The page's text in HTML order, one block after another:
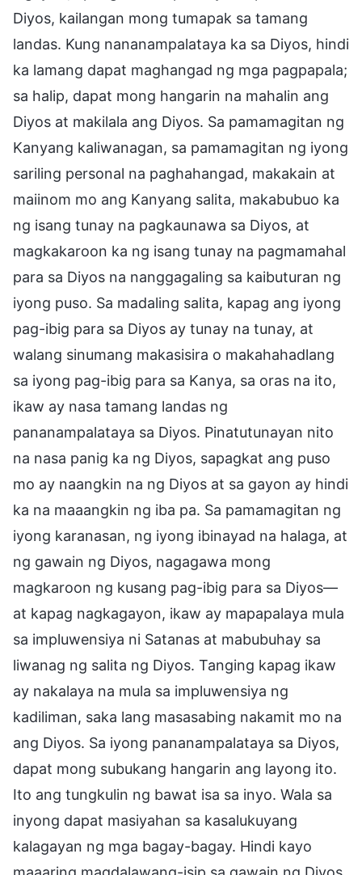
Diyos, kailangan mong tumapak sa tamang
landas. Kung nananampalataya ka sa Diyos, hindi
ka lamang dapat maghangad ng mga pagpapala;
sa halip, dapat mong hangarin na mahalin ang
Diyos at makilala ang Diyos. Sa pamamagitan ng
Kanyang kaliwanagan, sa pamamagitan ng iyong
sariling personal na paghahangad, makakain at
maiinom mo ang Kanyang salita, makabubuo ka
ng isang tunay na pagkaunawa sa Diyos, at
magkakaroon ka ng isang tunay na pagmamahal
para sa Diyos na nanggagaling sa kaibuturan ng
iyong puso. Sa madaling salita, kapag ang iyong
pag-ibig para sa Diyos ay tunay na tunay, at
walang sinumang makasisira o makahahadlang
sa iyong pag-ibig para sa Kanya, sa oras na ito,
ikaw ay nasa tamang landas ng
pananampalataya sa Diyos. Pinatutunayan nito
na nasa panig ka ng Diyos, sapagkat ang puso
mo ay naangkin na ng Diyos at sa gayon ay hindi
ka na maaangkin ng iba pa. Sa pamamagitan ng
iyong karanasan, ng iyong ibinayad na halaga, at
ng gawain ng Diyos, nagagawa mong
magkaroon ng kusang pag-ibig para sa Diyos—
at kapag nagkagayon, ikaw ay mapapalaya mula
sa impluwensiya ni Satanas at mabubuhay sa
liwanag ng salita ng Diyos. Tanging kapag ikaw
ay nakalaya na mula sa impluwensiya ng
kadiliman, saka lang masasabing nakamit mo na
ang Diyos. Sa iyong pananampalataya sa Diyos,
dapat mong subukang hangarin ang layong ito.
Ito ang tungkulin ng bawat isa sa inyo. Wala sa
inyong dapat masiyahan sa kasalukuyang
kalagayan ng mga bagay-bagay. Hindi kayo